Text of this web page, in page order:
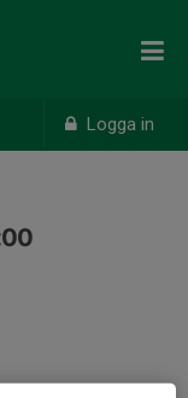
Logga in